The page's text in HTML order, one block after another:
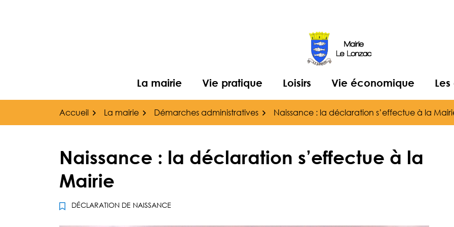
La mairie Vie pratique Loisirs Vie économique
Accueil La mairie Démarches administratives Naissance : la déclaration s’effectue à la
Naissance : la déclaration s’effectue à la
Mairie
DÉCLARATION DE NAISSANCE